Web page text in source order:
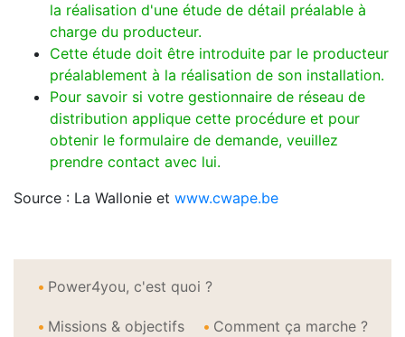
la réalisation d'une étude de détail préalable à
charge du producteur.
Cette étude doit être introduite par le producteur
préalablement à la réalisation de son installation.
Pour savoir si votre gestionnaire de réseau de
distribution applique cette procédure et pour
obtenir le formulaire de demande, veuillez
prendre contact avec lui.
Source : La Wallonie et www.cwape.be
Power4you, c'est quoi ?
Missions & objectifs Comment ça marche ?